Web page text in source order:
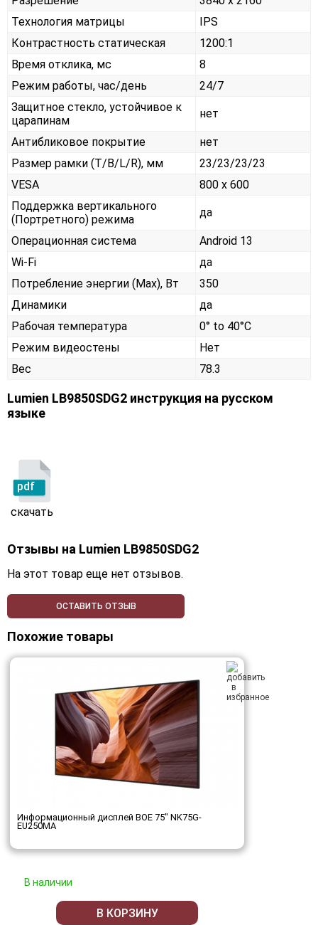
Технология матрицы
IPS
Контрастность статическая
1200:1
Время отклика, мс
8
Режим работы, час/день
24/7
Защитное стекло, устойчивое к
царапинам
нет
Антибликовое покрытие
нет
Размер рамки (T/B/L/R), мм
23/23/23/23
VESA
800 x 600
Поддержка вертикального
(Портретного) режима
да
Операционная система
Android 13
Wi-Fi
да
Потребление энергии (Max), Вт
350
Динамики
да
Рабочая температура
0° to 40°C
Режим видеостены
Нет
Вес
78.3
Lumien LB9850SDG2 инструкция на русском
языке
pdf
скачать
Отзывы на Lumien LB9850SDG2
На этот товар еще нет отзывов.
ОСТАВИТЬ ОТЗЫВ
Похожие товары
Информационный дисплей BOE 75" NK75G-
EU250MA
В наличии
В КОРЗИНУ